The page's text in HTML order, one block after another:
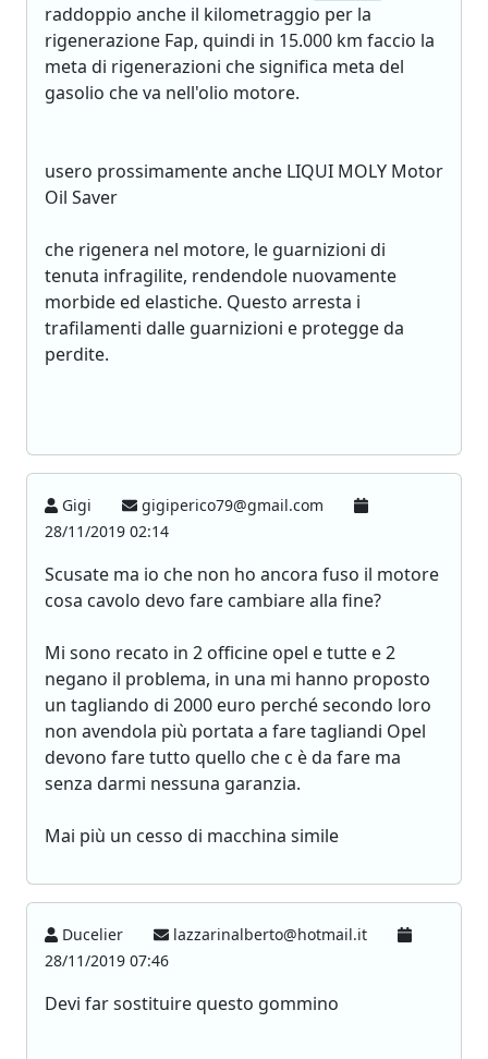
raddoppio anche il kilometraggio per la
rigenerazione Fap, quindi in 15.000 km faccio la
meta di rigenerazioni che significa meta del
gasolio che va nell'olio motore.
usero prossimamente anche LIQUI MOLY Motor
Oil Saver
che rigenera nel motore, le guarnizioni di
tenuta infragilite, rendendole nuovamente
morbide ed elastiche. Questo arresta i
trafilamenti dalle guarnizioni e protegge da
perdite.
Gigi
gigiperico79@gmail.com
28/11/2019 02:14
Scusate ma io che non ho ancora fuso il motore
cosa cavolo devo fare cambiare alla fine?
Mi sono recato in 2 officine opel e tutte e 2
negano il problema, in una mi hanno proposto
un tagliando di 2000 euro perché secondo loro
non avendola più portata a fare tagliandi Opel
devono fare tutto quello che c è da fare ma
senza darmi nessuna garanzia.
Mai più un cesso di macchina simile
Ducelier
lazzarinalberto@hotmail.it
28/11/2019 07:46
Devi far sostituire questo gommino